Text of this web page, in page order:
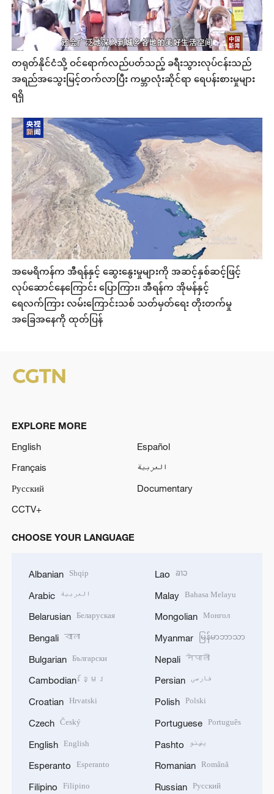
တရုတ်နိုင်ငံသို့ ဝင်ရောက်လည်ပတ်သည့် ခရီးသွားလုပ်ငန်းသည်
အရည်အသွေးမြင့်တက်လာပြီး ကမ္ဘာလုံးဆိုင်ရာ ရေပန်းစားမှုများ
ရရှိ
အမေရိကန်က အီရန်နှင့် ဆွေးနွေးမှုများကို အဆင့်နှစ်ဆင့်ဖြင့်
လုပ်ဆောင်နေကြောင်း ပြောကြား၊ အီရန်က အိုမန်နှင့်
ရေလက်ကြား လမ်းကြောင်းသစ် သတ်မှတ်ရေး တိုးတက်မှု
အခြေအနေကို ထုတ်ပြန်
EXPLORE MORE
English
Español
Français
العربية
Русский
Documentary
CCTV+
CHOOSE YOUR LANGUAGE
Albanian Shqip
Arabic العربية
Belarusian Беларуская
Bengali বাংলা
Bulgarian Български
Cambodian ខ្មែរ
Croatian Hrvatski
Czech Český
English English
Esperanto Esperanto
Filipino Filipino
Lao ລາວ
Malay Bahasa Melayu
Mongolian Монгол
Myanmar မြန်မာဘာသာ
Nepali नेपाली
Persian فارسی
Polish Polski
Portuguese Português
Pashto پښتو
Romanian Română
Russian Русский